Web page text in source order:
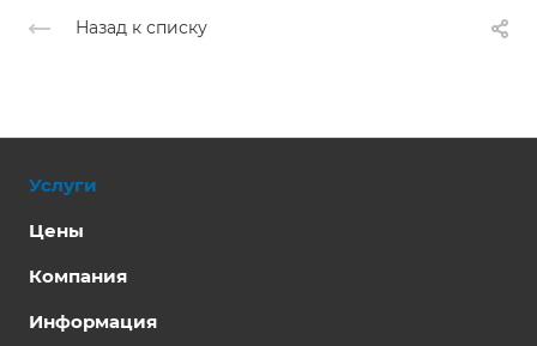
Назад к списку
Услуги
Цены
Компания
Информация